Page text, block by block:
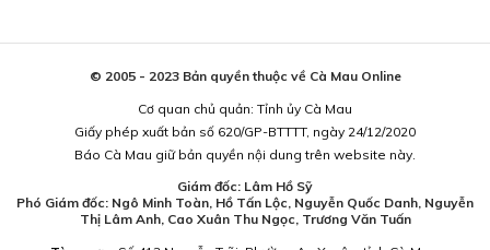
© 2005 - 2023 Bản quyền thuộc về Cà Mau Online
Cơ quan chủ quản: Tỉnh ủy Cà Mau
Giấy phép xuất bản số 620/GP-BTTTT, ngày 24/12/2020
Báo Cà Mau giữ bản quyền nội dung trên website này.
Giám đốc: Lâm Hồ Sỹ
Phó Giám đốc: Ngô Minh Toàn, Hồ Tấn Lộc, Nguyễn Quốc Danh, Nguyễn
Thị Lâm Anh, Cao Xuân Thu Ngọc, Trương Văn Tuấn